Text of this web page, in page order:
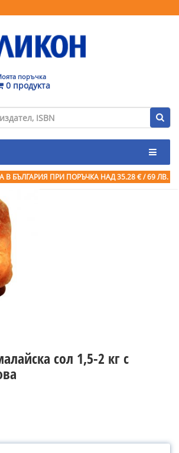
поръчка
0 продукта
В БЪЛГАРИЯ ПРИ ПОРЪЧКА НАД 35.28 € / 69 ЛВ.
сол 1,5-2 кг с